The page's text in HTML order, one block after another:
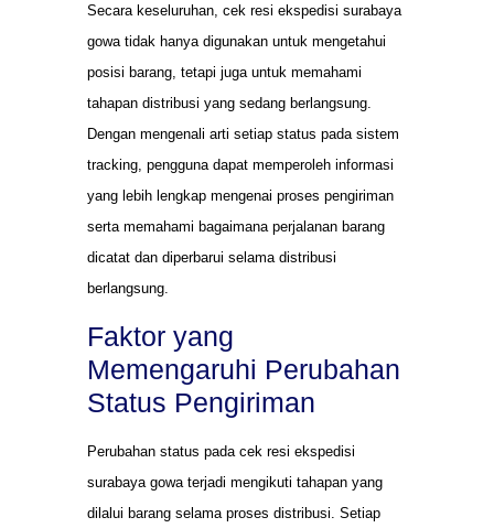
Secara keseluruhan, cek resi ekspedisi surabaya
gowa tidak hanya digunakan untuk mengetahui
posisi barang, tetapi juga untuk memahami
tahapan distribusi yang sedang berlangsung.
Dengan mengenali arti setiap status pada sistem
tracking, pengguna dapat memperoleh informasi
yang lebih lengkap mengenai proses pengiriman
serta memahami bagaimana perjalanan barang
dicatat dan diperbarui selama distribusi
berlangsung.
Faktor yang
Memengaruhi Perubahan
Status Pengiriman
Perubahan status pada cek resi ekspedisi
surabaya gowa terjadi mengikuti tahapan yang
dilalui barang selama proses distribusi. Setiap